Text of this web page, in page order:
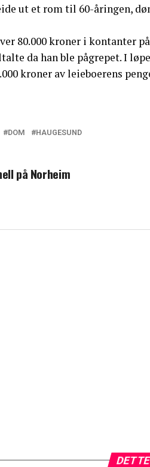
ut et rom til 60-åringen,
80.000 kroner i kontanter
da han ble pågrepet. I
kroner av leieboerens
DOM HAUGESUND
på Norheim